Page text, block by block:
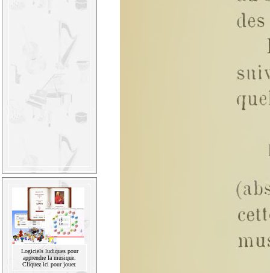
Logiciels ludiques pour
apprendre la musique.
Cliquez ici pour jouer.